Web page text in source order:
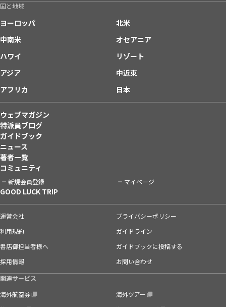
国と地域
ヨーロッパ
北米
中南米
オセアニア
ハワイ
リゾート
アジア
中近東
アフリカ
日本
ウェブマガジン
特派員ブログ
ガイドブック
ニュース
著者一覧
コミュニティ
新規会員登録 マイページ
GOOD LUCK TRIP
運営会社
プライバシーポリシー
利用規約
ガイドライン
書店御担当者様へ
ガイドブックに投稿する
採用情報
お問い合わせ
関連サービス
海外航空券
海外ツアー